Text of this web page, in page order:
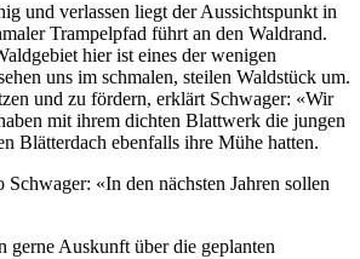
und verlassen liegt der Aussichtspunkt in
Trampelpfad führt an den Waldrand.
hier ist eines der wenigen
uns im schmalen, steilen Waldstück um.
und zu fördern, erklärt Schwager: «Wir
mit ihrem dichten Blattwerk die jungen
Blätterdach ebenfalls ihre Mühe hatten.
«In den nächsten Jahren sollen
gerne Auskunft über die geplanten